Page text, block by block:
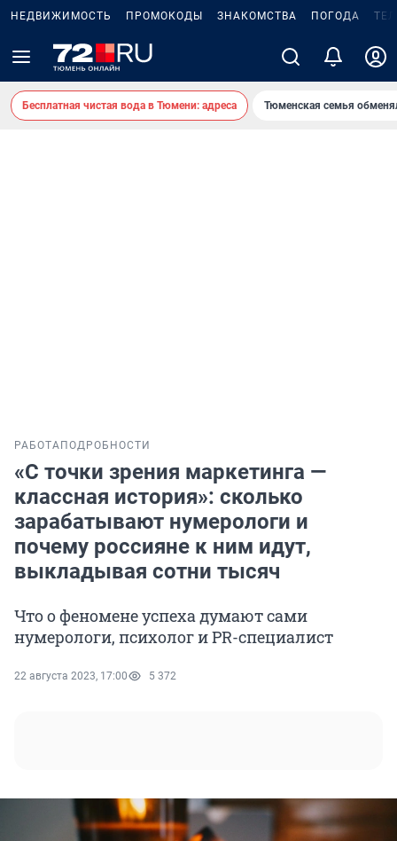
НЕДВИЖИМОСТЬ ПРОМОКОДЫ ЗНАКОМСТВА ПОГОДА
Бесплатная чистая вода в Тюмени: адреса Тюменская семья
РАБОТА ПОДРОБНОСТИ
«С точки зрения маркетинга —
классная история»: сколько
зарабатывают нумерологи и
почему россияне к ним идут,
выкладывая сотни тысяч
Что о феномене успеха думают сами
нумерологи, психолог и PR-специалист
22 августа 2023, 17:00 5 372